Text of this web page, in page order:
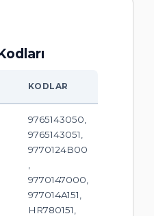
KODLAR
9765143050,
9765143051,
9770124B00
9770147000,
977014A151,
HR780151,